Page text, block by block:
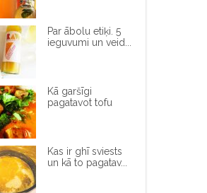
Par ābolu etiķi. 5
ieguvumi un veid...
Kā garšīgi
pagatavot tofu
Kas ir ghī sviests
un kā to pagatav...